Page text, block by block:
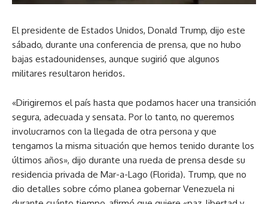
El presidente de Estados Unidos, Donald Trump, dijo este
sábado, durante una conferencia de prensa, que no hubo
bajas estadounidenses, aunque sugirió que algunos
militares resultaron heridos.
«Dirigiremos el país hasta que podamos hacer una transición
segura, adecuada y sensata. Por lo tanto, no queremos
involucrarnos con la llegada de otra persona y que
tengamos la misma situación que hemos tenido durante los
últimos años», dijo durante una rueda de prensa desde su
residencia privada de Mar-a-Lago (Florida). Trump, que no
dio detalles sobre cómo planea gobernar Venezuela ni